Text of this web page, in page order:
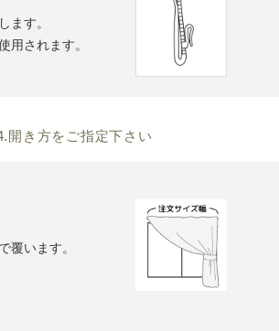
ます。
用されます。
開き方をご指定下さい
覆います。